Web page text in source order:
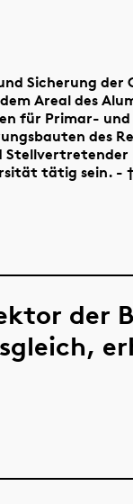
Sicherung der
Areal des
für Primar-
des
tätig sein. -
der